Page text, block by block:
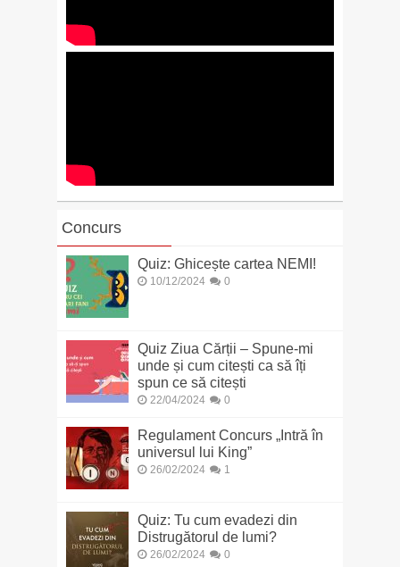
Concurs
Quiz: Ghicește cartea NEMI!
10/12/2024 0
Quiz Ziua Cărții – Spune-mi
unde și cum citești ca să îți
spun ce să citești
22/04/2024 0
Regulament Concurs „Intră în
universul lui King”
26/02/2024 1
Quiz: Tu cum evadezi din
Distrugătorul de lumi?
26/02/2024 0